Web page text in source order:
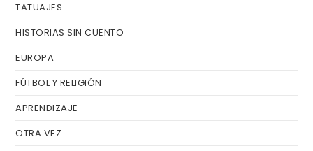
TATUAJES
HISTORIAS SIN CUENTO
EUROPA
FÚTBOL Y RELIGIÓN
APRENDIZAJE
OTRA VEZ…